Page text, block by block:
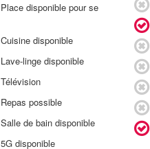
Place disponible pour se
Cuisine disponible
Lave-linge disponible
Télévision
Repas possible
Salle de bain disponible
5G disponible